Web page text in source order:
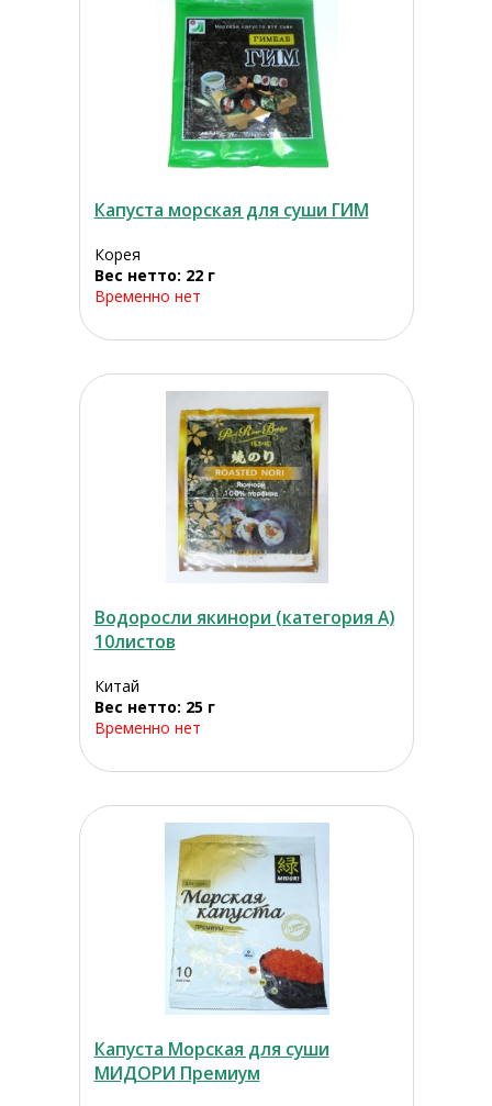
Капуста морская для суши ГИМ
Корея
Вес нетто: 22 г
Временно нет
Водоросли якинори (категория А)
10листов
Китай
Вес нетто: 25 г
Временно нет
Капуста Морская для суши
МИДОРИ Премиум